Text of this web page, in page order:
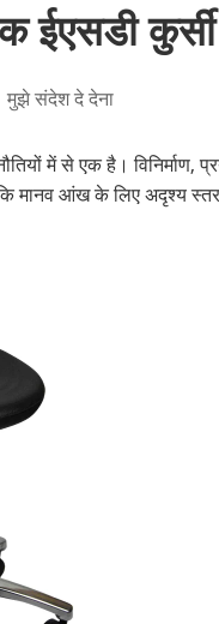
ईएसडी
मुझे संदेश दे देना
में से एक है। विनिर्माण,
मानव आंख के लिए अदृश्य